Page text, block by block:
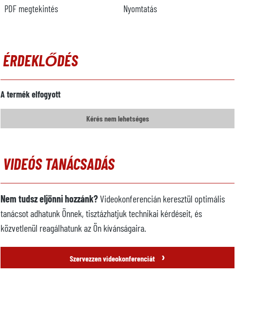
PDF megtekintés Nyomtatás
ÉRDEKLŐDÉS
A termék elfogyott
Kérés nem lehetséges
VIDEÓS TANÁCSADÁS
Nem tudsz eljönni hozzánk?Videokonferencián keresztül optimális
tanácsot adhatunk Önnek, tisztázhatjuk technikai kérdéseit, és
közvetlenül reagálhatunk az Ön kívánságaira.
Szervezzen videokonferenciát ›